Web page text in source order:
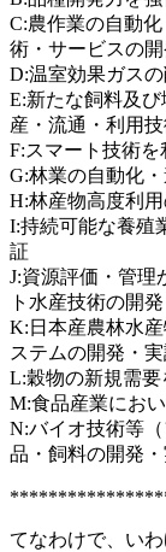
C:農作業の自動
術・サービスの
D:温室効果ガス
E:新たな飼料及
産・流通・利用
F:スマート技術
G:林業の自動化
H:林産物高度利
I:持続可能な養殖
証
J:資源評価・管理
ト水産技術の開
K:日本産農林水
ステムの開発・
L:穀物の新規需
M:食品産業にお
N:バイオ技術等
品・飼料の開発
てなわけで、いわ